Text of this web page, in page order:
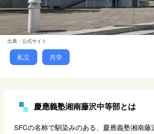
出典：公式サイト
私立 共学
慶應義塾湘南藤沢中等部とは
SFCの名称で馴染みのある、慶應義塾湘南藤